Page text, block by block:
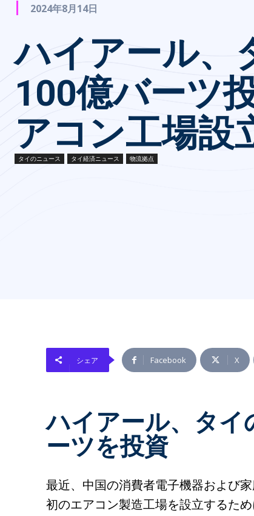
2024年8月14日
ハイアール、
100億バーツ
アコン工場設
タイのニュース タイ経済ニュース 物流拠点
シェア Facebook X
ハイアール、タイ
ーツを投資
最近、中国の消費者電子機器および
初のエアコン製造工場を設立するた